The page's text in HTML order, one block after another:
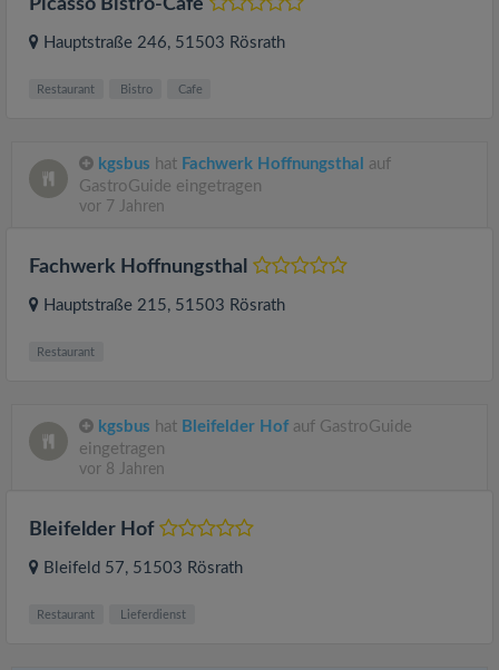
Picasso Bistro-Cafe
Hauptstraße 246, 51503 Rösrath
Restaurant Bistro Cafe
kgsbus hat Fachwerk Hoffnungsthal
auf
GastroGuide eingetragen
vor 7 Jahren
Fachwerk Hoffnungsthal
Hauptstraße 215, 51503 Rösrath
Restaurant
kgsbus hat Bleifelder Hof auf GastroGuide
eingetragen
vor 8 Jahren
Bleifelder Hof
Bleifeld 57, 51503 Rösrath
Restaurant Lieferdienst